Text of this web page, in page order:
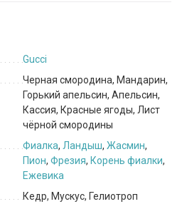
Gucci
Черная смородина, Мандарин,
Горький апельсин, Апельсин,
Кассия, Красные ягоды, Лист
чёрной смородины
Фиалка, Ландыш, Жасмин,
Пион, Фрезия, Корень фиалки,
Ежевика
Кедр, Мускус, Гелиотроп